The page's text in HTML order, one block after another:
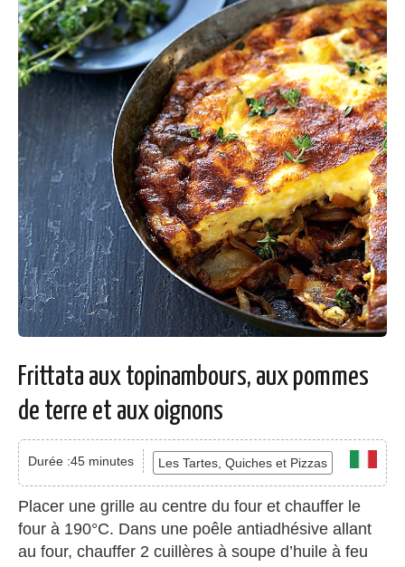
Frittata aux topinambours, aux pommes
de terre et aux oignons
Durée :45 minutes Les Tartes, Quiches et Pizzas
Placer une grille au centre du four et chauffer le
four à 190°C. Dans une poêle antiadhésive allant
au four, chauffer 2 cuillères à soupe d’huile à feu